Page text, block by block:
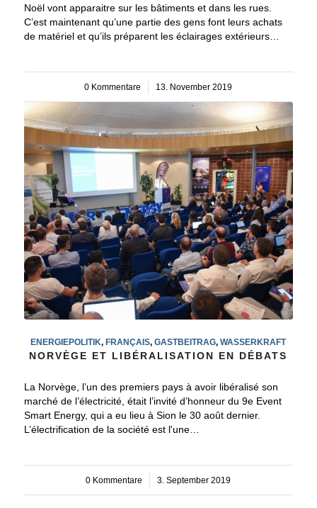
Noël vont apparaitre sur les bâtiments et dans les rues.
C’est maintenant qu’une partie des gens font leurs achats
de matériel et qu’ils préparent les éclairages extérieurs…
0 Kommentare
/ 13. November 2019
ENERGIEPOLITIK, FRANÇAIS,GASTBEITRAG,WASSERKRAFT
NORVÈGE ET LIBÉRALISATION EN DÉBATS
La Norvège, l’un des premiers pays à avoir libéralisé son
marché de l’électricité, était l’invité d’honneur du 9e Event
Smart Energy, qui a eu lieu à Sion le 30 août dernier.
L’électrification de la société est l'une…
0 Kommentare
/ 3. September 2019